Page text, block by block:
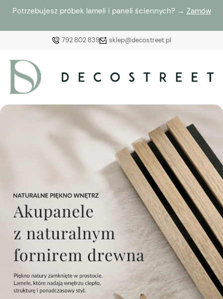
Potrzebujesz próbek lameli i paneli ściennych? → Zamów
792 802 839 sklep@decostreet.pl
Załóż konto
Wybierz coś dla siebie z naszej aktualnej oferty lub
zaloguj się, aby przywrócić dodane produkty do listy
z poprzedniej sesji.